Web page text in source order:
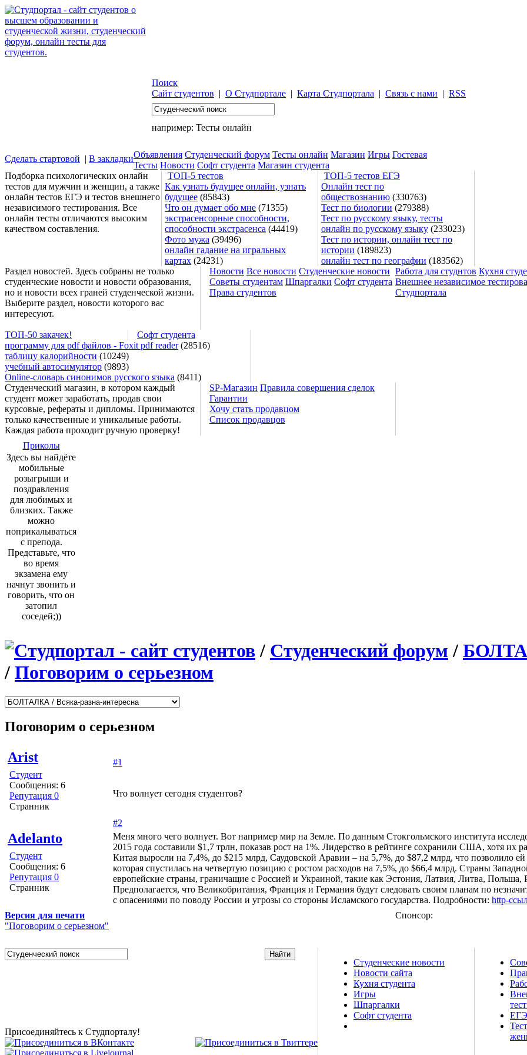
Поиск
Сайт студентов | О Студпортале | Карта Студпортала | Связь с нами | RSS
например: Тесты онлайн
Сделать стартовой | В закладкиОбъявления Студенческий форум Тесты онлайн Магазин Игры Гостевая
Тесты Новости Софт студента Магазин студента
Подборка психологических онлайн
тестов для мужчин и женщин, а также
онлайн тестов ЕГЭ и тестов внешнего
независимого тестирования. Все
онлайн тесты отличаются высоким
качеством составления.
ТОП-5 тестов
ТОП-5 тестов ЕГЭ
Как узнать будущее онлайн, узнать
будущее (85843)
Что он думает обо мне (71355)
экстрасенсорные способности,
способности экстрасенса (44419)
Фото мужа (39496)
онлайн гадание на игральных
картах (24231)
Онлайн тест по
обществознанию (330763)
Тест по биологии (279388)
Тест по русскому языку, тесты
онлайн по русскому языку (233023)
Тест по истории, онлайн тест по
истории (189823)
онлайн тест по географии (183562)
Раздел новостей. Здесь собраны не только
студенческие новости и новости образования,
но и новости всех граней студенческой жизни.
Выберите раздел, новости которого вас
интересуют.
Новости Все новости Студенческие новости
Советы студентам Шпаргалки Софт студента
Права студентов
Работа для студнтов Кухня
Внешнее независимое
Студпортала
ТОП-50 закачек!
Софт студента
программу для pdf файлов - Foxit pdf reader(28516)
таблицу калорийности (10249)
учебный автосимулятор (9893)
Online-словарь синонимов русского языка (8411)
Студенческий магазин, в котором каждый
студент может заработать, продав свои
курсовые, рефераты и дипломы. Принимаются
только качественные и уникальные работы.
Каждая работа проходит ручную проверку!
SP-Магазин Правила совершения сделок
Гарантии
Хочу стать продавцом
Список продавцов
Приколы
Здесь вы найдёте
мобильные
розыгрыши и
поздравления
для любимых и
близких. Также
можно
поприкалываться
с препода.
Представьте, что
во время
экзамена ему
начнут звонить и
говорить, что он
затопил
соседей;))
/ Студенческий форум /
/ Поговорим о серьезном
Поговорим о серьезном
Arist
Студент
Сообщения: 6
Репутация 0
Странник
#1
Что волнует сегодня студентов?
Adelanto
Студент
Сообщения: 6
Репутация 0
Странник
#2
Меня много чего волнует. Вот например мир на Земле. По данным Стокгольмского института
2015 года составили $1,7 трлн, показав рост на 1%. Лидерство в рейтинге сохранили США, хотя их
Китая выросли на 7,4%, до $215 млрд, Саудовской Аравии – на 5,7%, до $87,2 млрд, что позволило
которая спустилась на четвертую позицию с ростом расходов на 7,5%, до $66,4 млрд. Страны
европейские страны, граничащие с Россией и Украиной, такие как Эстония, Латвия, Литва, Польша,
Предполагается, что Великобритания, Франция и Германия будут следовать своим планам по
с опасениями по поводу России и угрозы со стороны Исламского государства. Подробности: http-
Версия для печати
"Поговорим о серьезном"
Спонсор:
Присоединяйтесь к Студпорталу!
Студенческие новости
Новости сайта
Кухня студента
Игры
Шпаргалки
Софт студента